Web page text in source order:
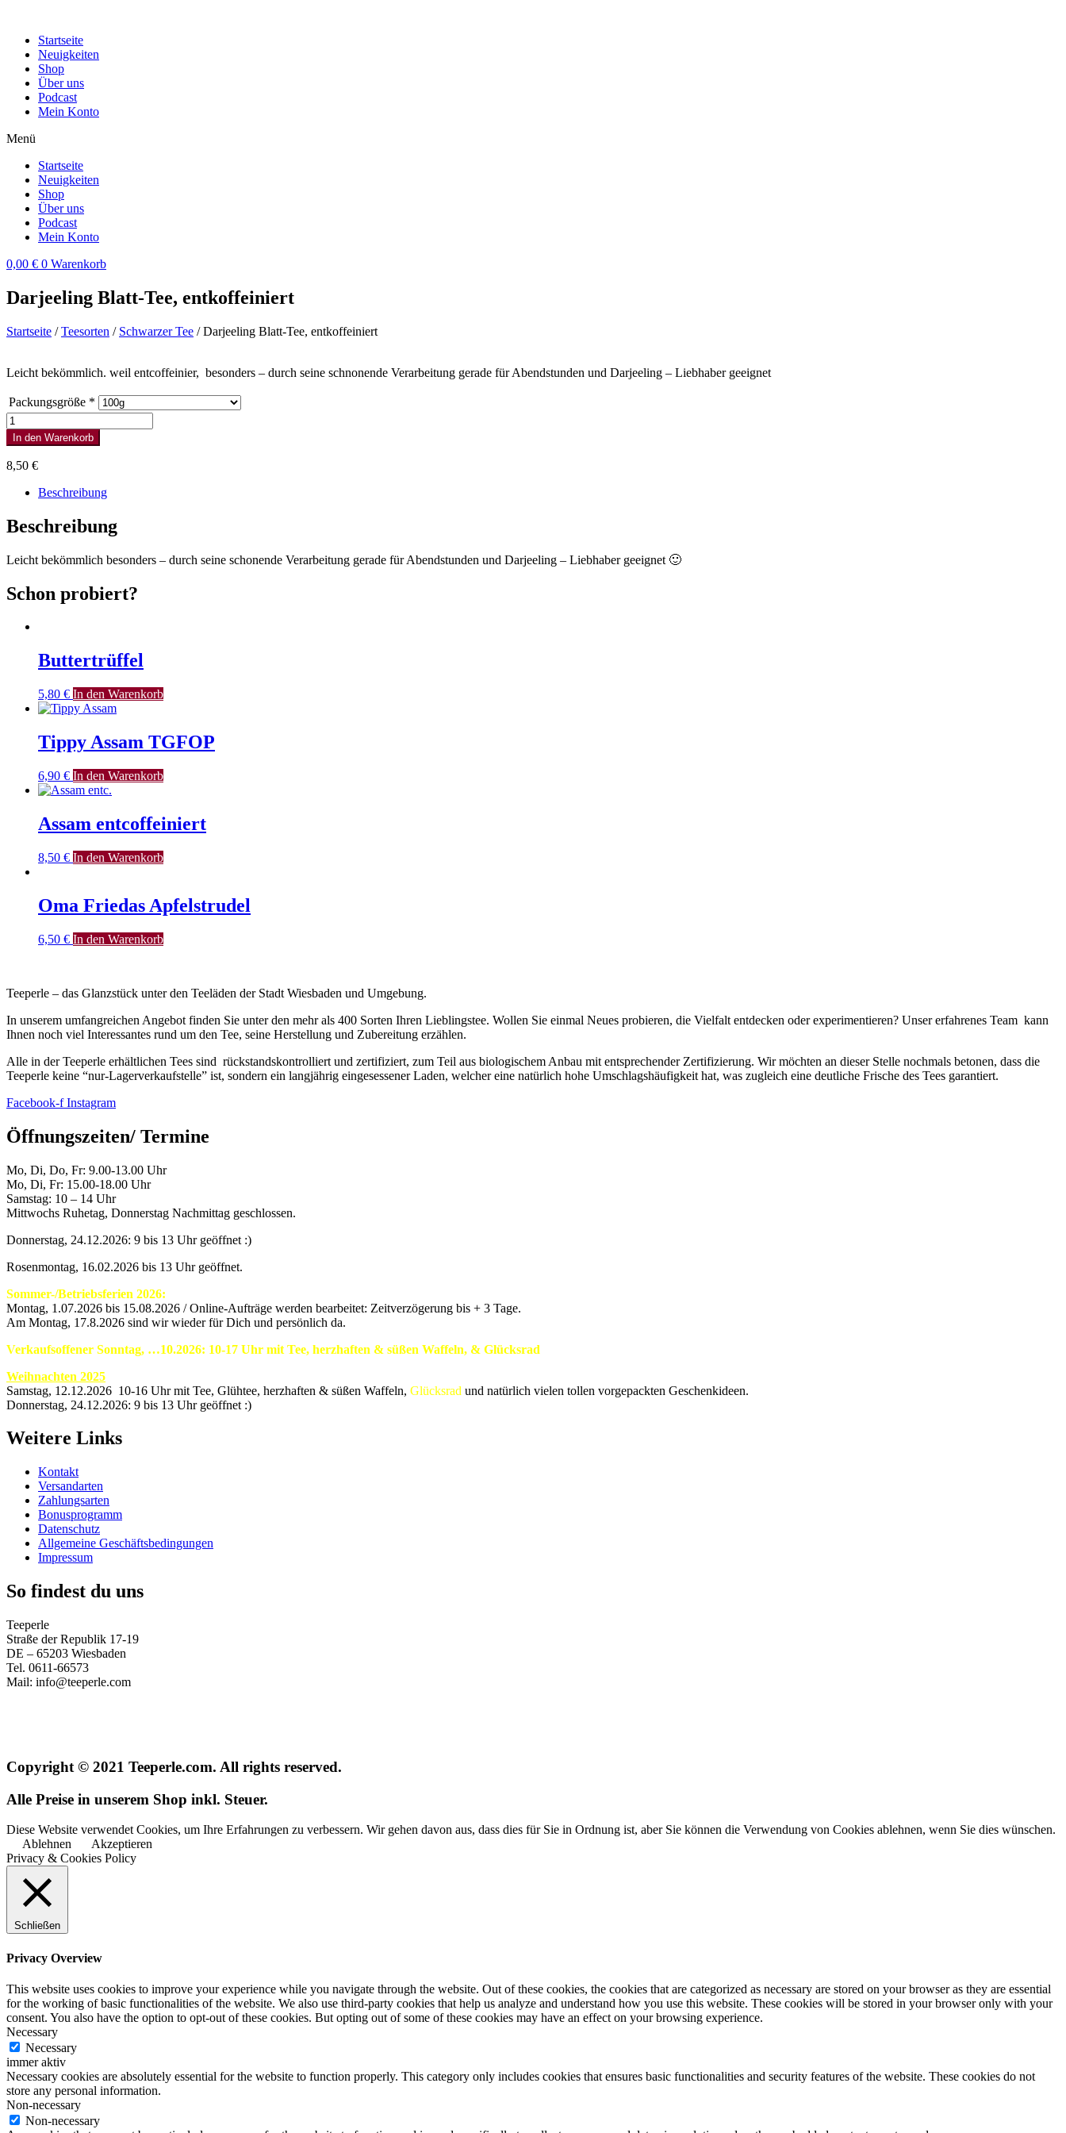
wechselnStartseite
Neuigkeiten
Shop
Über uns
Podcast
Mein Konto
Menü
Startseite
Neuigkeiten
Shop
Über uns
Podcast
Mein Konto
0,00 € 0 Warenkorb
Darjeeling Blatt-Tee, entkoffeiniert
Startseite /Teesorten / Schwarzer Tee / Darjeeling Blatt-Tee, entkoffeiniert
Leicht bekömmlich. weil entcoffeinier, besonders – durch seine schnonende Verarbeitung gerade für Abendstunden und Darjeeling – Liebhaber geeignet
Packungsgröße *
Darjeeling
Blatt-
Tee,
entkoffeiniert
Menge
In den Warenkorb
8,50 €
Beschreibung
Beschreibung
Leicht bekömmlich besonders – durch seine schonende Verarbeitung gerade für Abendstunden und Darjeeling – Liebhaber geeignet 🙂
Schon probiert?
Buttertrüffel
5,80 € In den Warenkorb
Tippy Assam TGFOP
6,90 € In den Warenkorb
Assam entcoffeiniert
8,50 € In den Warenkorb
Oma Friedas Apfelstrudel
6,50 € In den Warenkorb
Teeperle – das Glanzstück unter den Teeläden der Stadt Wiesbaden und Umgebung.
In unserem umfangreichen Angebot finden Sie unter den mehr als 400 Sorten Ihren Lieblingstee. Wollen Sie einmal Neues probieren, die Vielfalt entdecken oder experimentieren? Unser erfahrenes Team kann
Ihnen noch viel Interessantes rund um den Tee, seine Herstellung und Zubereitung erzählen.
Alle in der Teeperle erhältlichen Tees sind rückstandskontrolliert und zertifiziert, zum Teil aus biologischem Anbau mit entsprechender Zertifizierung. Wir möchten an dieser Stelle nochmals betonen, dass die
Teeperle keine “nur-Lagerverkaufstelle” ist, sondern ein langjährig eingesessener Laden, welcher eine natürlich hohe Umschlagshäufigkeit hat, was zugleich eine deutliche Frische des Tees garantiert.
Facebook-f Instagram
Öffnungszeiten/ Termine
Mo, Di, Do, Fr: 9.00-13.00 Uhr
Mo, Di, Fr: 15.00-18.00 Uhr
Samstag: 10 – 14 Uhr
Mittwochs Ruhetag, Donnerstag Nachmittag geschlossen.
Donnerstag, 24.12.2026: 9 bis 13 Uhr geöffnet :)
Rosenmontag, 16.02.2026 bis 13 Uhr geöffnet.
Sommer-/Betriebsferien 2026:
Montag, 1.07.2026 bis 15.08.2026 / Online-Aufträge werden bearbeitet: Zeitverzögerung bis + 3 Tage.
Am Montag, 17.8.2026 sind wir wieder für Dich und persönlich da.
Verkaufsoffener Sonntag, …10.2026: 10-17 Uhr mit Tee, herzhaften & süßen Waffeln, & Glücksrad
Weihnachten 2025
Samstag, 12.12.2026 10-16 Uhr mit Tee, Glühtee, herzhaften & süßen Waffeln, Glücksrad und natürlich vielen tollen vorgepackten Geschenkideen.
Donnerstag, 24.12.2026: 9 bis 13 Uhr geöffnet :)
Weitere Links
Kontakt
Versandarten
Zahlungsarten
Bonusprogramm
Datenschutz
Allgemeine Geschäftsbedingungen
Impressum
So findest du uns
Teeperle
Straße der Republik 17-19
DE – 65203 Wiesbaden
Tel. 0611-66573
Mail: info@teeperle.com
Copyright © 2021 Teeperle.com. All rights reserved.
Alle Preise in unserem Shop inkl. Steuer.
Diese Website verwendet Cookies, um Ihre Erfahrungen zu verbessern. Wir gehen davon aus, dass dies für Sie in Ordnung ist, aber Sie können die Verwendung von Cookies ablehnen, wenn Sie dies wünschen.
Ablehnen
Akzeptieren
Privacy & Cookies Policy
Schließen
Privacy Overview
This website uses cookies to improve your experience while you navigate through the website. Out of these cookies, the cookies that are categorized as necessary are stored on your browser as they are essential
for the working of basic functionalities of the website. We also use third-party cookies that help us analyze and understand how you use this website. These cookies will be stored in your browser only with your
consent. You also have the option to opt-out of these cookies. But opting out of some of these cookies may have an effect on your browsing experience.
Necessary
Necessary
immer aktiv
Necessary cookies are absolutely essential for the website to function properly. This category only includes cookies that ensures basic functionalities and security features of the website. These cookies do not
store any personal information.
Non-necessary
Non-necessary